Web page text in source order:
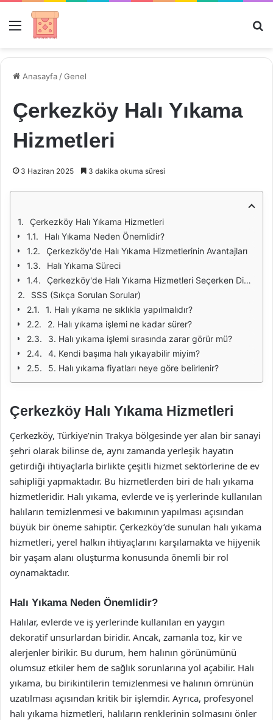
Menü
Anasayfa /Genel
Çerkezköy Halı Yıkama
Hizmetleri
3 Haziran 2025 3 dakika okuma süresi
Çerkezköy Halı Yıkama Hizmetleri
Halı Yıkama Neden Önemlidir?
Çerkezköy'de Halı Yıkama Hizmetlerinin Avantajları
Halı Yıkama Süreci
Çerkezköy'de Halı Yıkama Hizmetleri Seçerken Dikkat Edilmesi Gerekenler
SSS (Sıkça Sorulan Sorular)
1. Halı yıkama ne sıklıkla yapılmalıdır?
2. Halı yıkama işlemi ne kadar sürer?
3. Halı yıkama işlemi sırasında zarar görür mü?
4. Kendi başıma halı yıkayabilir miyim?
5. Halı yıkama fiyatları neye göre belirlenir?
Çerkezköy Halı Yıkama Hizmetleri
Çerkezköy, Türkiye’nin Trakya bölgesinde yer alan bir sanayi
şehri olarak bilinse de, aynı zamanda yerleşik hayatın
getirdiği ihtiyaçlarla birlikte çeşitli hizmet sektörlerine de ev
sahipliği yapmaktadır. Bu hizmetlerden biri de halı yıkama
hizmetleridir. Halı yıkama, evlerde ve iş yerlerinde kullanılan
halıların temizlenmesi ve bakımının yapılması açısından
büyük bir öneme sahiptir. Çerkezköy’de sunulan halı yıkama
hizmetleri, yerel halkın ihtiyaçlarını karşılamakta ve hijyenik
bir yaşam alanı oluşturma konusunda önemli bir rol
oynamaktadır.
Halı Yıkama Neden Önemlidir?
Halılar, evlerde ve iş yerlerinde kullanılan en yaygın
dekoratif unsurlardan biridir. Ancak, zamanla toz, kir ve
alerjenler birikir. Bu durum, hem halının görünümünü
olumsuz etkiler hem de sağlık sorunlarına yol açabilir. Halı
yıkama, bu birikintilerin temizlenmesi ve halının ömrünün
uzatılması açısından kritik bir işlemdir. Ayrıca, profesyonel
halı yıkama hizmetleri, halıların renklerinin solmasını önler